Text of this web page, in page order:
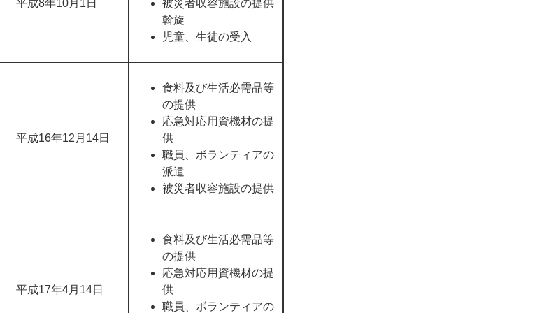
平成8年10月1日
被災者収容施設の提供
斡旋
児童、生徒の受入
平成16年12月14日
食料及び生活必需品等
の提供
応急対応用資機材の提
供
職員、ボランティアの
派遣
被災者収容施設の提供
平成17年4月14日
食料及び生活必需品等
の提供
応急対応用資機材の提
供
職員、ボランティアの